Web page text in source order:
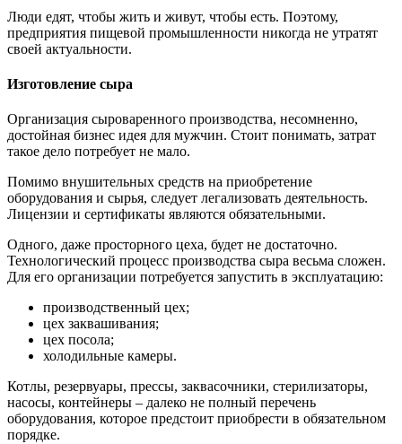
Люди едят, чтобы жить и живут, чтобы есть. Поэтому,
предприятия пищевой промышленности никогда не утратят
своей актуальности.
Изготовление сыра
Организация сыроваренного производства, несомненно,
достойная бизнес идея для мужчин. Стоит понимать, затрат
такое дело потребует не мало.
Помимо внушительных средств на приобретение
оборудования и сырья, следует легализовать деятельность.
Лицензии и сертификаты являются обязательными.
Одного, даже просторного цеха, будет не достаточно.
Технологический процесс производства сыра весьма сложен.
Для его организации потребуется запустить в эксплуатацию:
производственный цех;
цех заквашивания;
цех посола;
холодильные камеры.
Котлы, резервуары, прессы, заквасочники, стерилизаторы,
насосы, контейнеры – далеко не полный перечень
оборудования, которое предстоит приобрести в обязательном
порядке.